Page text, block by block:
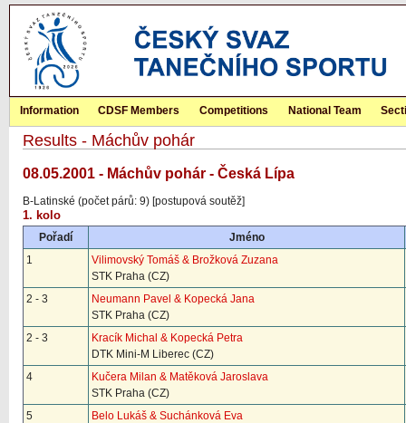
Information CDSF Members Competitions National Team
Results - Máchův pohár
08.05.2001 - Máchův pohár - Česká Lípa
B-Latinské (počet párů: 9) [postupová soutěž]
1. kolo
Pořadí
Jméno
1
Vilimovský Tomáš & Brožková Zuzana
STK Praha (CZ)
2 - 3
Neumann Pavel & Kopecká Jana
STK Praha (CZ)
2 - 3
Kracík Michal & Kopecká Petra
DTK Mini-M Liberec (CZ)
4
Kučera Milan & Matěková Jaroslava
STK Praha (CZ)
5
Belo Lukáš & Suchánková Eva